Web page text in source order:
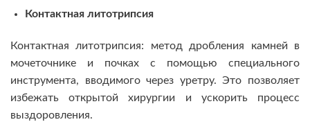
Контактная литотрипсия
Контактная литотрипсия: метод дробления камней в
мочеточнике и почках с помощью специального
инструмента, вводимого через уретру. Это позволяет
избежать открытой хирургии и ускорить процесс
выздоровления.